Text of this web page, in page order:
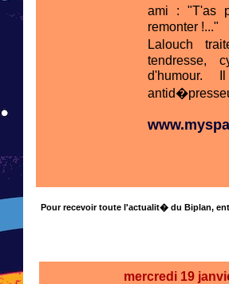
ami : "T'as
remonter !..."
Lalouch
tendresse,
d'humour.
Pour recevoir toute l'actualit� du Biplan,
mercredi 19